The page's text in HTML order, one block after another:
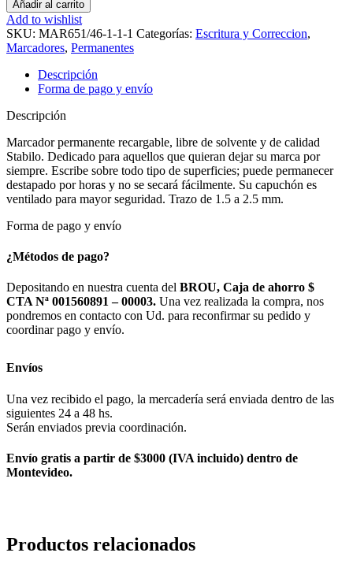
Permanente
caja
x
10
color
verde
cantidad
Añadir al carrito
Add to wishlist
SKU: MAR651/46-1-1-1 Categorías: Escritura y Correccion,
Marcadores, Permanentes
Descripción
Forma de pago y envío
Descripción
Marcador permanente recargable, libre de solvente y de calidad
Stabilo. Dedicado para aquellos que quieran dejar su marca por
siempre. Escribe sobre todo tipo de superficies; puede permanecer
destapado por horas y no se secará fácilmente. Su capuchón es
ventilado para mayor seguridad. Trazo de 1.5 a 2.5 mm.
Forma de pago y envío
¿Métodos de pago?
Depositando en nuestra cuenta del BROU, Caja de ahorro $
CTA Nª 001560891 – 00003. Una vez realizada la compra, nos
pondremos en contacto con Ud. para reconfirmar su pedido y
coordinar pago y envío.
Envíos
Una vez recibido el pago, la mercadería será enviada dentro de las
siguientes 24 a 48 hs.
Serán enviados previa coordinación.
Envío gratis a partir de $3000 (IVA incluido) dentro de
Montevideo.
Productos relacionados